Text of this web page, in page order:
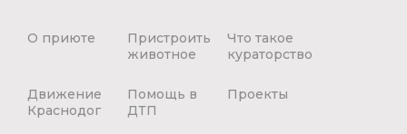
О приюте
Пристроить
животное
Что такое
кураторство
Движение
Краснодог
Помощь в
ДТП
Проекты